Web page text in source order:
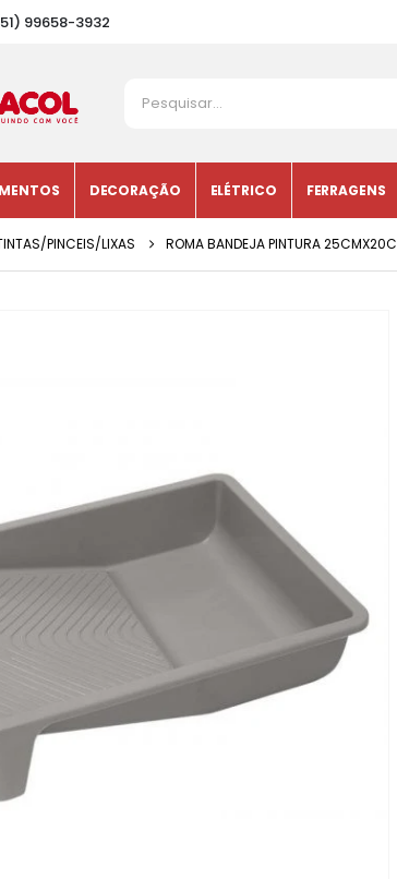
99658-3932
DECORAÇÃO ELÉTRICO FERRAGENS
PINCEIS/LIXAS ROMA BANDEJA PINTURA